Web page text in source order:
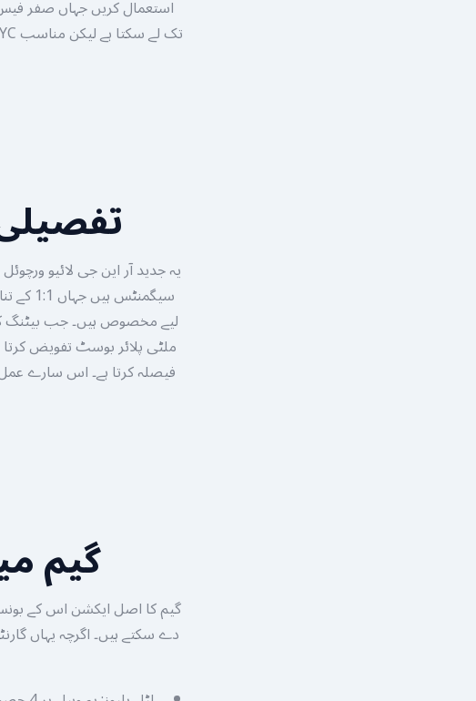
ملٹی پلائر بوسٹ تفویض
فیصلہ کرتا ہے۔ اس سارے
گیم
گیم کا اصل ایکشن اس کے
دے سکتے ہیں۔ اگرچہ یہاں